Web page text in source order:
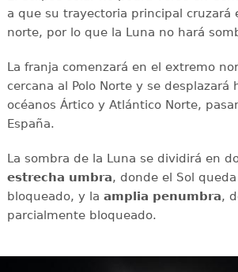
a que su trayectoria principal cruzará
norte, por lo que la Luna no hará
La franja comenzará en el extremo
cercana al Polo Norte y se desplazará
océanos Ártico y Atlántico Norte,
España.
La sombra de la Luna se dividirá en
estrecha umbra, donde el Sol
bloqueado, y la amplia penumbra,
parcialmente bloqueado.